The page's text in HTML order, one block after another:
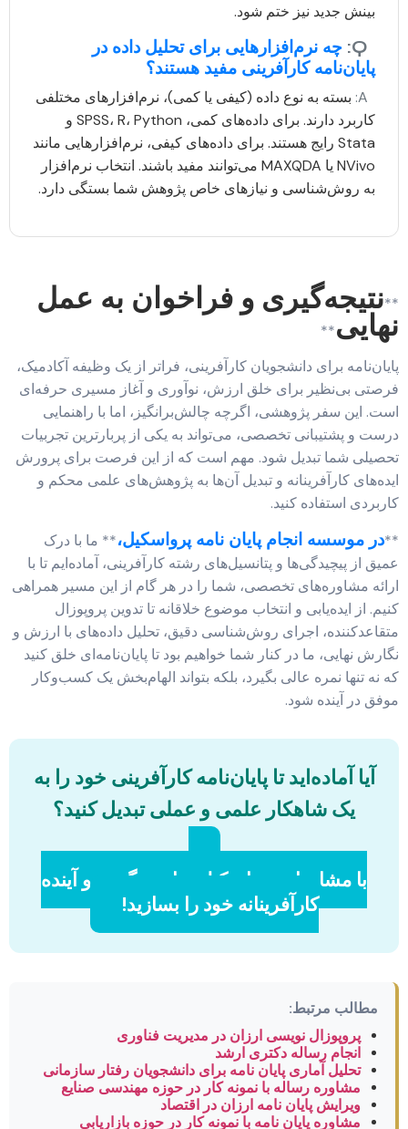
بینش جدید نیز ختم شود.
Q: چه نرم‌افزارهایی برای تحلیل داده در
پایان‌نامه کارآفرینی مفید هستند؟
A: بسته به نوع داده (کیفی یا کمی)، نرم‌افزارهای مختلفی
کاربرد دارند. برای داده‌های کمی، SPSS، R، Python و
Stata رایج هستند. برای داده‌های کیفی، نرم‌افزارهایی مانند
NVivo یا MAXQDA می‌توانند مفید باشند. انتخاب نرم‌افزار
به روش‌شناسی و نیازهای خاص پژوهش شما بستگی دارد.
**نتیجه‌گیری و فراخوان به عمل
نهایی**
پایان‌نامه برای دانشجویان کارآفرینی، فراتر از یک وظیفه آکادمیک،
فرصتی بی‌نظیر برای خلق ارزش، نوآوری و آغاز مسیری حرفه‌ای
است. این سفر پژوهشی، اگرچه چالش‌برانگیز، اما با راهنمایی
درست و پشتیبانی تخصصی، می‌تواند به یکی از پربارترین تجربیات
تحصیلی شما تبدیل شود. مهم است که از این فرصت برای پرورش
ایده‌های کارآفرینانه و تبدیل آن‌ها به پژوهش‌های علمی محکم و
کاربردی استفاده کنید.
**در موسسه انجام پایان نامه پرواسکیل،** ما با درک
عمیق از پیچیدگی‌ها و پتانسیل‌های رشته کارآفرینی، آماده‌ایم تا با
ارائه مشاوره‌های تخصصی، شما را در هر گام از این مسیر همراهی
کنیم. از ایده‌یابی و انتخاب موضوع خلاقانه تا تدوین پروپوزال
متقاعدکننده، اجرای روش‌شناسی دقیق، تحلیل داده‌های با ارزش و
نگارش نهایی، ما در کنار شما خواهیم بود تا پایان‌نامه‌ای خلق کنید
که نه تنها نمره عالی بگیرد، بلکه بتواند الهام‌بخش یک کسب‌وکار
موفق در آینده شود.
آیا آماده‌اید تا پایان‌نامه کارآفرینی خود را به
یک شاهکار علمی و عملی تبدیل کنید؟
با مشاوران پرواسکیل تماس بگیرید و آینده
کارآفرینانه خود را بسازید!
مطالب مرتبط:
پروپوزال نویسی ارزان در مدیریت فناوری
انجام رساله دکتری ارشد
تحلیل آماری پایان نامه برای دانشجویان رفتار سازمانی
مشاوره رساله با نمونه کار در حوزه مهندسی صنایع
ویرایش پایان نامه ارزان در اقتصاد
مشاوره پایان نامه با نمونه کار در حوزه بازاریابی